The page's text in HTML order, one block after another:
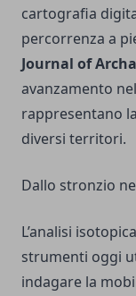
cartografia
percorrenza a
Journal of
avanzamento
rappresentano
diversi territori.
Dallo stronzio
L’analisi
strumenti oggi
indagare la